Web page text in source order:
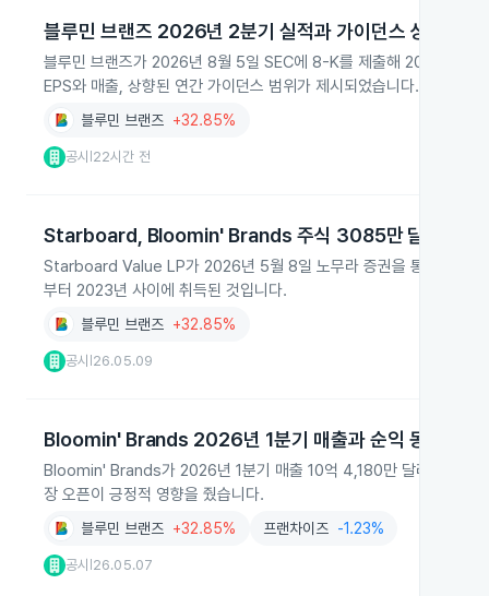
블루민 브랜즈 2026년 2분기 실적과 가이던스 상향
블루민 브랜즈가 2026년 8월 5일 SEC에 8-K를 제출해 2026년 2분
EPS와 매출, 상향된 연간 가이던스 범위가 제시되었습니다.
블루민 브랜즈 +32.85%
공시 22시간 전
Starboard, Bloomin' Brands 주식 3085만 달러에 매
Starboard Value LP가 2026년 5월 8일 노무라 증권을 통해
부터 2023년 사이에 취득된 것입니다.
블루민 브랜즈 +32.85%
공시 26.05.09
Bloomin' Brands 2026년 1분기 매출과 순익 동반 상승
Bloomin' Brands가 2026년 1분기 매출 10억 4,180만 달러를 기록
장 오픈이 긍정적 영향을 줬습니다.
블루민 브랜즈 +32.85% 프랜차이즈 -1.23%
공시 26.05.07